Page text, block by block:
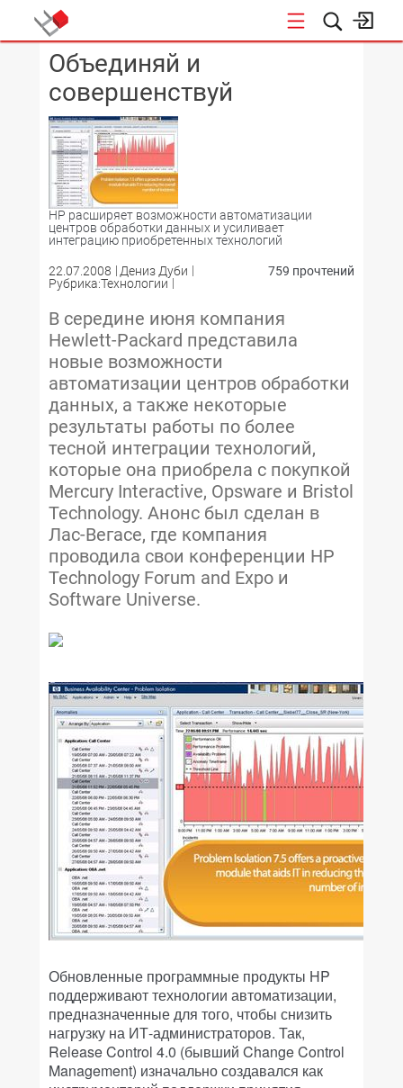
Объединяй и
совершенствуй
HP расширяет возможности автоматизации
центров обработки данных и усиливает
интеграцию приобретенных технологий
22.07.2008
Дениз Дуби
Рубрика:Технологии
759 прочтений
В середине июня компания
Hewlett-Packard представила
новые возможности
автоматизации центров обработки
данных, а также некоторые
результаты работы по более
тесной интеграции технологий,
которые она приобрела с покупкой
Mercury Interactive, Opsware и Bristol
Technology. Анонс был сделан в
Лас-Вегасе, где компания
проводила свои конференции HP
Technology Forum and Expo и
Software Universe.
Обновленные программные продукты HP
поддерживают технологии автоматизации,
предназначенные для того, чтобы снизить
нагрузку на ИТ-администраторов. Так,
Release Control 4.0 (бывший Change Control
Management) изначально создавался как